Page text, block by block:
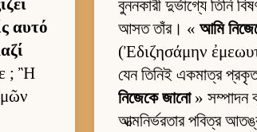
αυτό
; Ἢ
বুননকারী দুর্ভাগ্যে তিনি
আসত তাঁর। «আমি
(Ἐδιζησάμην
যেন তিনিই একমাত্র
নিজেকে জানো» সম্পাদন
আত্মনির্ভরতার পবিত্র